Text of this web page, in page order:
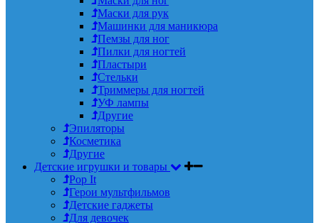
Маски для рук
Машинки для маникюра
Пемзы для ног
Пилки для ногтей
Пластыри
Стельки
Триммеры для ногтей
УФ лампы
Другие
Эпиляторы
Косметика
Другие
Детские игрушки и товары
Pop It
Герои мультфильмов
Детские гаджеты
Для девочек